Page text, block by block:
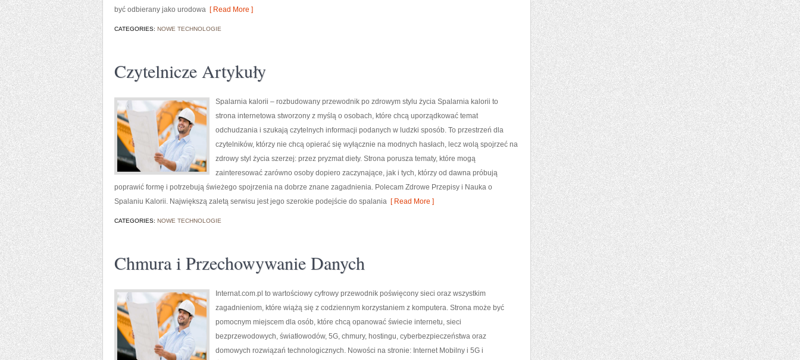
być odbierany jako urodowa [ Read More ]
CATEGORIES: NOWE TECHNOLOGIE
Czytelnicze Artykuły
Spalarnia kalorii – rozbudowany przewodnik po zdrowym stylu życia Spalarnia kalorii to
strona internetowa stworzony z myślą o osobach, które chcą uporządkować temat
odchudzania i szukają czytelnych informacji podanych w ludzki sposób. To przestrzeń dla
czytelników, którzy nie chcą opierać się wyłącznie na modnych hasłach, lecz wolą spojrzeć na
zdrowy styl życia szerzej: przez pryzmat diety. Strona porusza tematy, które mogą
zainteresować zarówno osoby dopiero zaczynające, jak i tych, którzy od dawna próbują
poprawić formę i potrzebują świeżego spojrzenia na dobrze znane zagadnienia. Polecam Zdrowe Przepisy i Nauka o
Spalaniu Kalorii. Największą zaletą serwisu jest jego szerokie podejście do spalania [ Read More ]
CATEGORIES: NOWE TECHNOLOGIE
Chmura i Przechowywanie Danych
Internat.com.pl to wartościowy cyfrowy przewodnik poświęcony sieci oraz wszystkim
zagadnieniom, które wiążą się z codziennym korzystaniem z komputera. Strona może być
pomocnym miejscem dla osób, które chcą opanować świecie internetu, sieci
bezprzewodowych, światłowodów, 5G, chmury, hostingu, cyberbezpieczeństwa oraz
domowych rozwiązań technologicznych. Nowości na stronie: Internet Mobilny i 5G i